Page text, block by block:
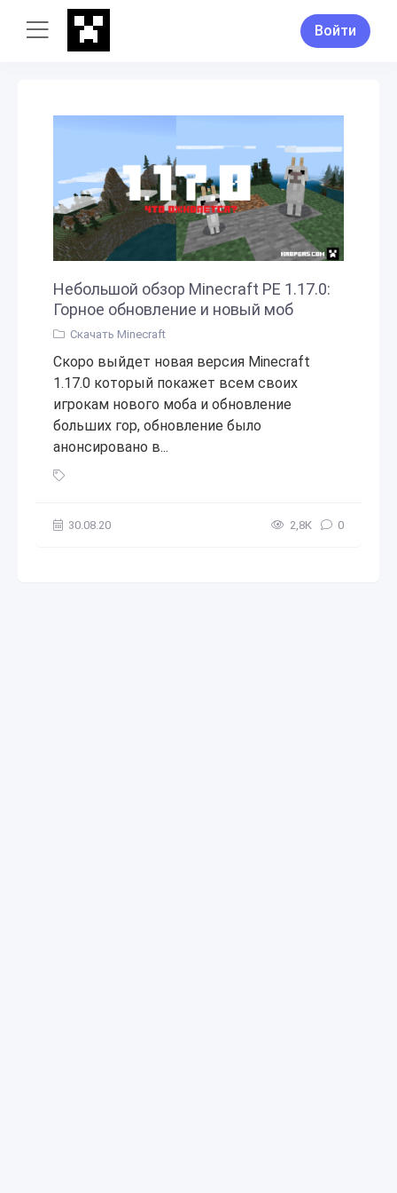
Войти
Небольшой обзор Minecraft PE 1.17.0:
Горное обновление и новый моб
Скачать Minecraft
Скоро выйдет новая версия Minecraft
1.17.0 который покажет всем своих
игрокам нового моба и обновление
больших гор, обновление было
анонсировано в...
30.08.20 2,8К 0